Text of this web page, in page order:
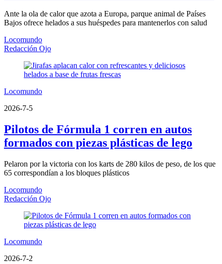
Ante la ola de calor que azota a Europa, parque animal de Países
Bajos ofrece helados a sus huéspedes para mantenerlos con salud
Locomundo
Redacción Ojo
Locomundo
2026-7-5
Pilotos de Fórmula 1 corren en autos
formados con piezas plásticas de lego
Pelaron por la victoria con los karts de 280 kilos de peso, de los que
65 correspondían a los bloques plásticos
Locomundo
Redacción Ojo
Locomundo
2026-7-2